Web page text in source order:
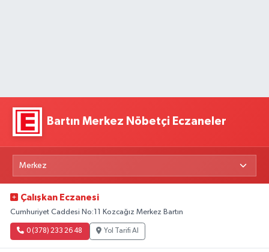
Bartın Merkez Nöbetçi Eczaneler
Çalışkan Eczanesi
Cumhuriyet Caddesi No:11 Kozcağız Merkez Bartın
0 (378) 233 26 48 Yol Tarifi Al